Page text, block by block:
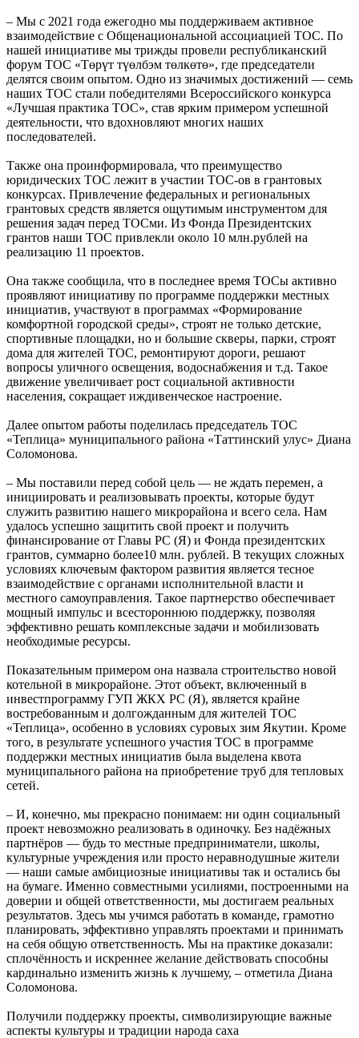
– Мы с 2021 года ежегодно мы поддерживаем активное
взаимодействие с Общенациональной ассоциацией ТОС. По
нашей инициативе мы трижды провели республиканский
форум ТОС «Төрүт түөлбэм төлкөтө», где председатели
делятся своим опытом. Одно из значимых достижений — семь
наших ТОС стали победителями Всероссийского конкурса
«Лучшая практика ТОС», став ярким примером успешной
деятельности, что вдохновляют многих наших
последователей.
Также она проинформировала, что преимущество
юридических ТОС лежит в участии ТОС-ов в грантовых
конкурсах. Привлечение федеральных и региональных
грантовых средств является ощутимым инструментом для
решения задач перед ТОСми. Из Фонда Президентских
грантов наши ТОС привлекли около 10 млн.рублей на
реализацию 11 проектов.
Она также сообщила, что в последнее время ТОСы активно
проявляют инициативу по программе поддержки местных
инициатив, участвуют в программах «Формирование
комфортной городской среды», строят не только детские,
спортивные площадки, но и большие скверы, парки, строят
дома для жителей ТОС, ремонтируют дороги, решают
вопросы уличного освещения, водоснабжения и т.д. Такое
движение увеличивает рост социальной активности
населения, сокращает иждивенческое настроение.
Далее опытом работы поделилась председатель ТОС
«Теплица» муниципального района «Таттинский улус» Диана
Соломонова.
– Мы поставили перед собой цель — не ждать перемен, а
инициировать и реализовывать проекты, которые будут
служить развитию нашего микрорайона и всего села. Нам
удалось успешно защитить свой проект и получить
финансирование от Главы РС (Я) и Фонда президентских
грантов, суммарно более10 млн. рублей. В текущих сложных
условиях ключевым фактором развития является тесное
взаимодействие с органами исполнительной власти и
местного самоуправления. Такое партнерство обеспечивает
мощный импульс и всестороннюю поддержку, позволяя
эффективно решать комплексные задачи и мобилизовать
необходимые ресурсы.
Показательным примером она назвала строительство новой
котельной в микрорайоне. Этот объект, включенный в
инвестпрограмму ГУП ЖКХ РС (Я), является крайне
востребованным и долгожданным для жителей ТОС
«Теплица», особенно в условиях суровых зим Якутии. Кроме
того, в результате успешного участия ТОС в программе
поддержки местных инициатив была выделена квота
муниципального района на приобретение труб для тепловых
сетей.
– И, конечно, мы прекрасно понимаем: ни один социальный
проект невозможно реализовать в одиночку. Без надёжных
партнёров — будь то местные предприниматели, школы,
культурные учреждения или просто неравнодушные жители
— наши самые амбициозные инициативы так и остались бы
на бумаге. Именно совместными усилиями, построенными на
доверии и общей ответственности, мы достигаем реальных
результатов. Здесь мы учимся работать в команде, грамотно
планировать, эффективно управлять проектами и принимать
на себя общую ответственность. Мы на практике доказали:
сплочённость и искреннее желание действовать способны
кардинально изменить жизнь к лучшему, – отметила Диана
Соломонова.
Получили поддержку проекты, символизирующие важные
аспекты культуры и традиции народа саха